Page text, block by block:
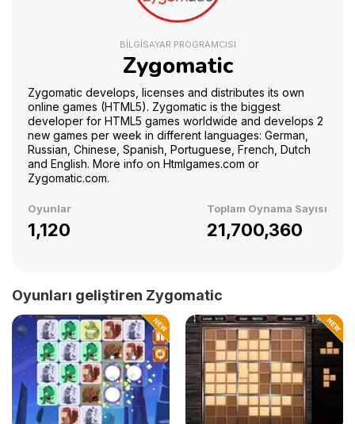
BILGISAYAR PROGRAMCISI
Zygomatic
Zygomatic develops, licenses and distributes its own
online games (HTML5). Zygomatic is the biggest
developer for HTML5 games worldwide and develops 2
new games per week in different languages: German,
Russian, Chinese, Spanish, Portuguese, French, Dutch
and English. More info on Htmlgames.com or
Zygomatic.com.
Oyunlar
1,120
Toplam Oynama Sayısı
21,700,360
Oyunları geliştiren Zygomatic